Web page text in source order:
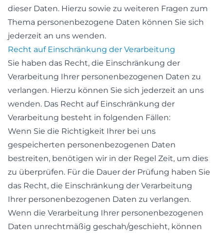
dieser Daten. Hierzu sowie zu weiteren Fragen zum
Thema personenbezogene Daten können Sie sich
jederzeit an uns wenden.
Recht auf Einschränkung der Verarbeitung
Sie haben das Recht, die Einschränkung der
Verarbeitung Ihrer personenbezogenen Daten zu
verlangen. Hierzu können Sie sich jederzeit an uns
wenden. Das Recht auf Einschränkung der
Verarbeitung besteht in folgenden Fällen:
Wenn Sie die Richtigkeit Ihrer bei uns
gespeicherten personenbezogenen Daten
bestreiten, benötigen wir in der Regel Zeit, um dies
zu überprüfen. Für die Dauer der Prüfung haben Sie
das Recht, die Einschränkung der Verarbeitung
Ihrer personenbezogenen Daten zu verlangen.
Wenn die Verarbeitung Ihrer personenbezogenen
Daten unrechtmäßig geschah/geschieht, können